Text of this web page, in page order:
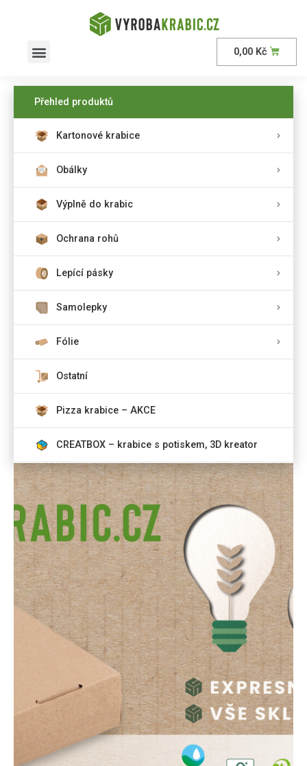
0,00 Kč
Přehled produktů
Kartonové krabice
Obálky
Výplně do krabic
Ochrana rohů
Lepící pásky
Samolepky
Fólie
Ostatní
Pizza krabice – AKCE
CREATBOX – krabice s potiskem, 3D kreator